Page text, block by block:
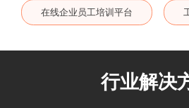
在线企业员工培训平台
行业解决